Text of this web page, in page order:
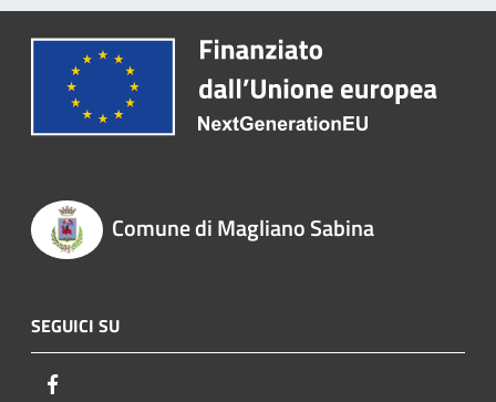
Comune di Magliano Sabina
SEGUICI SU